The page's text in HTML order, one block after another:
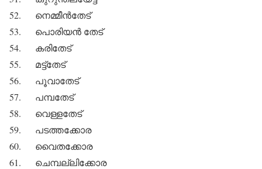
52. നെമ്മീന്‍തേട്
53. പൊരിയന്‍ തേട്
54. കരിതേട്
55. മട്ട്‌തേട്
56. പൂവാതേട്
57. പമ്പതേട്
58. വെള്ളതേട്
59. പടത്തക്കോര
60. വൈതക്കോര
61. ചെമ്പല്ലിക്കോര